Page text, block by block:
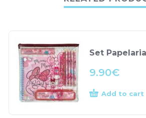
Set
9.90€
Add to cart